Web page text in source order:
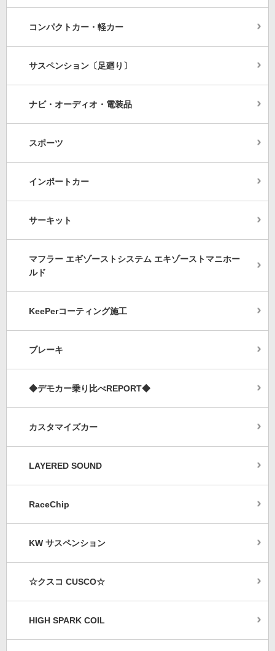
コンパクトカー・軽カー
サスペンション〔足廻り〕
ナビ・オーディオ・電装品
スポーツ
インポートカー
サーキット
マフラー エギゾーストシステム エキゾーストマニホー
ルド
KeePerコーティング施工
ブレーキ
◆デモカー乗り比べREPORT◆
カスタマイズカー
LAYERED SOUND
RaceChip
KW サスペンション
☆クスコ CUSCO☆
HIGH SPARK COIL